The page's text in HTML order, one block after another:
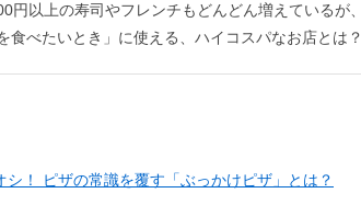
以上の寿司やフレンチもどんどん増えているが、
べたいとき」に使える、ハイコスパなお店とは？
！ ピザの常識を覆す「ぶっかけピザ」とは？